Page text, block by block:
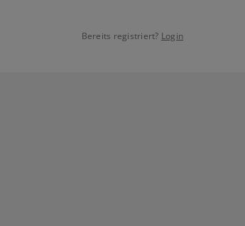
Bereits registriert? Login